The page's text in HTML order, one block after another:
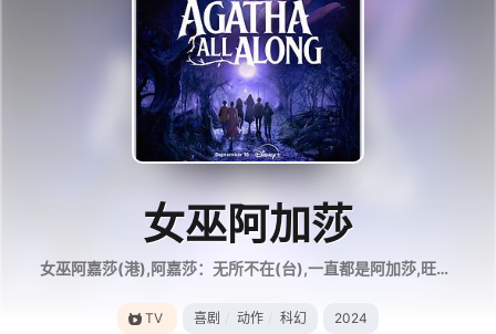
女巫阿加莎
女巫阿嘉莎(港),阿嘉莎：无所不在(台),一直都是阿加莎,旺达幻视衍生剧,阿加莎：黑暗神书日记,阿加莎：混沌女巫团,阿加莎：混乱集会,阿加莎：混乱女巫团,阿加莎：哈克尼斯之家,Agatha: Darkhold Diaries,Agatha: Coven of Chaos,Agatha: House of Harkness,Agatha: the Lying Witch with Great Wardrobe
TV 喜剧 动作 科幻 2024